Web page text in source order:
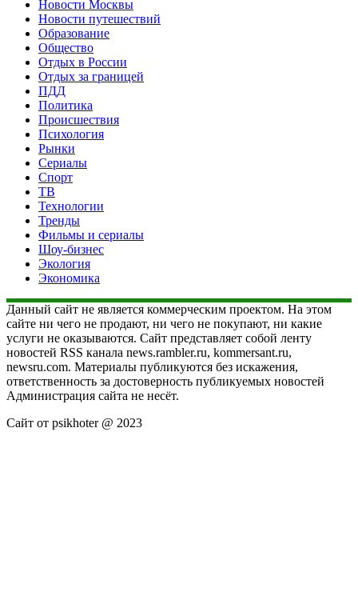
Новости Москвы
Новости путешествий
Образование
Общество
Отдых в России
Отдых за границей
ПДД
Политика
Происшествия
Психология
Рынки
Сериалы
Спорт
ТВ
Технологии
Тренды
Фильмы и сериалы
Шоу-бизнес
Экология
Экономика
Данный сайт не является коммерческим проектом. На этом
сайте ни чего не продают, ни чего не покупают, ни какие
услуги не оказываются. Сайт представляет собой ленту
новостей RSS канала news.rambler.ru, kommersant.ru,
newsru.com. Материалы публикуются без искажения,
ответственность за достоверность публикуемых новостей
Администрация сайта не несёт.
Сайт от psikhoter @ 2023